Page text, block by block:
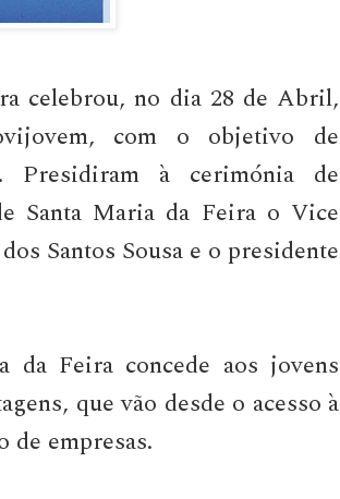
celebrou, no dia 28 de Abril,
com o objetivo de
Presidiram à cerimónia de
Santa Maria da Feira o Vice
Santos Sousa e o presidente
da Feira concede aos jovens
que vão desde o acesso à
de empresas.